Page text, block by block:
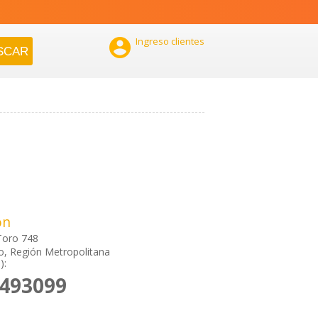
 Ingreso clientes
748
Región Metropolitana